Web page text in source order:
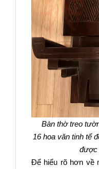
Bàn thờ treo
16 hoa văn tinh tế
được
Để hiểu rõ hơn về